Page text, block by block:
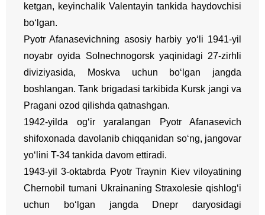
ketgan, keyinchalik Valentayin tankida haydovchisi
bo‘lgan.
Pyotr Afanasevichning asosiy harbiy yo‘li 1941-yil
noyabr oyida Solnechnogorsk yaqinidagi 27-zirhli
diviziyasida, Moskva uchun bo‘lgan jangda
boshlangan. Tank brigadasi tarkibida Kursk jangi va
Pragani ozod qilishda qatnashgan.
1942-yilda og‘ir yaralangan Pyotr Afanasevich
shifoxonada davolanib chiqqanidan so‘ng, jangovar
yo‘lini T-34 tankida davom ettiradi.
1943-yil 3-oktabrda Pyotr Traynin Kiev viloyatining
Chernobil tumani Ukrainaning Straxolesie qishlog‘i
uchun bo‘lgan jangda Dnepr daryosidagi